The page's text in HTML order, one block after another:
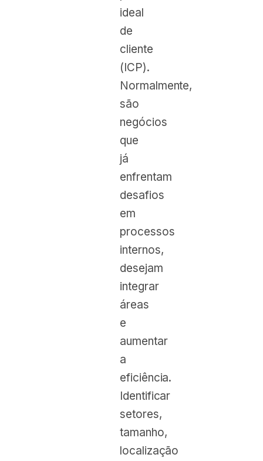
ideal
de
cliente
(ICP).
Normalmente,
são
negócios
que
já
enfrentam
desafios
em
processos
internos,
desejam
integrar
áreas
e
aumentar
a
eficiência.
Identificar
setores,
tamanho,
localização